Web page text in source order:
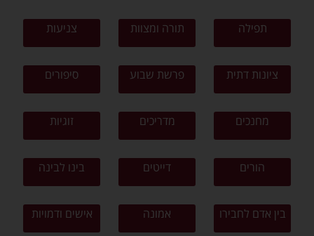
תפילה תורה ומצוות צניעות
ציונות דתית פרשת שבוע סיפורים
מחנכים מדריכים זוגיות
הורים דייטים בינו לבינה
בין אדם לחבירו אמונה אישים ודמויות